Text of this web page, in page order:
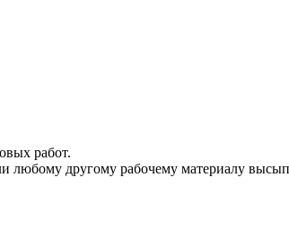
работ.
любому другому рабочему материалу